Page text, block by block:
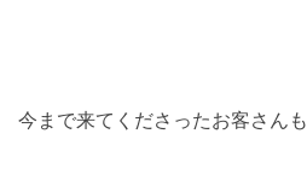
今まで来てくださったお客さんも